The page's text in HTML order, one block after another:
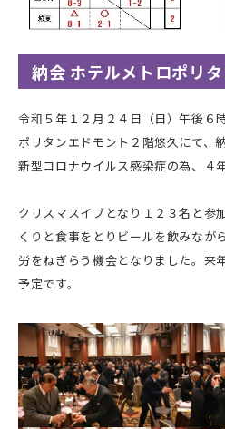
納会 ホテルメトロポリ
令和５年１２月２４日（日）午後６
ポリタンエドモント２階悠久にて、
新型コロナウイルス感染症の為、４
クリスマスイブとなり１２３名と参
くりと食事をとりビールを飲みなが
労をねぎらう機会となりました。来
予定です。